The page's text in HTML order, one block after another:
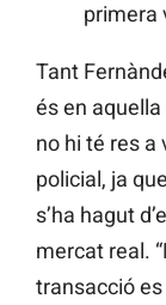
primera
Tant
és en
no hi té res a
policial, ja
s’ha hagut
mercat real.
transacció